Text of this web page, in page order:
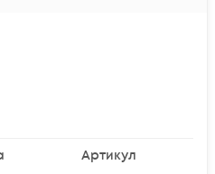
Артикул